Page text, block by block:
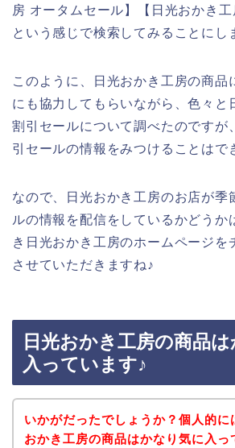
房 オータムセール】【日光おかき工
という感じで検索してみることにし
このように、日光おかき工房の商品
にも協力してもらいながら、色々と
割引セールについて調べたのですが
引セールの情報をみつけることはで
なので、日光おかき工房のお店が季
ルの情報を配信をしているかどうか
き日光おかき工房のホームページを
させていただきますね♪
日光おかき工房の商品
入っています♪
いかがだったでしょうか？個人的に
おかき工房の商品はかなり気に入っ